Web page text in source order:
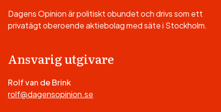
Dagens Opinion är politiskt obundet och drivs som ett
privatägt oberoende aktiebolag med säte i Stockholm.
Ansvarig utgivare
Rolf van de Brink
rolf@dagensopinion.se